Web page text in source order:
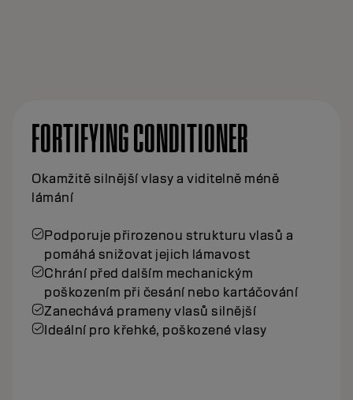
FORTIFYING CONDITIONER
Okamžitě silnější vlasy a viditelně méně
lámání
Podporuje přirozenou strukturu vlasů a
pomáhá snižovat jejich lámavost
Chrání před dalším mechanickým